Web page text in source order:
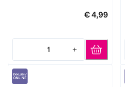
€ 4,99
1
Quantity: 1